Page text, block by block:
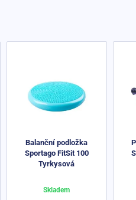
Balanční podložka
Sportago FitSit 100
Tyrkysová
Skladem